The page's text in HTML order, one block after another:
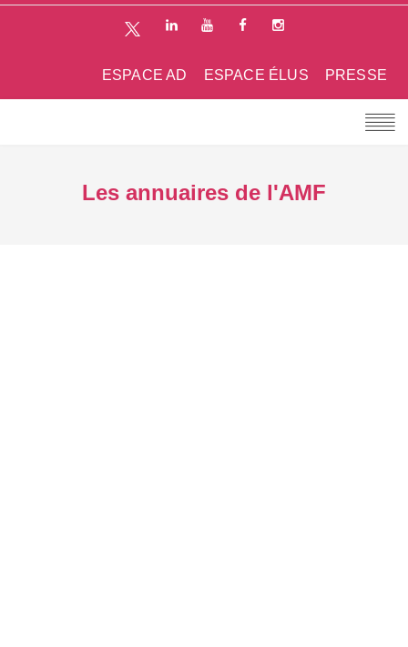
PRESSE
ESPACE ÉLUS
ESPACE AD
Les annuaires de l'AMF